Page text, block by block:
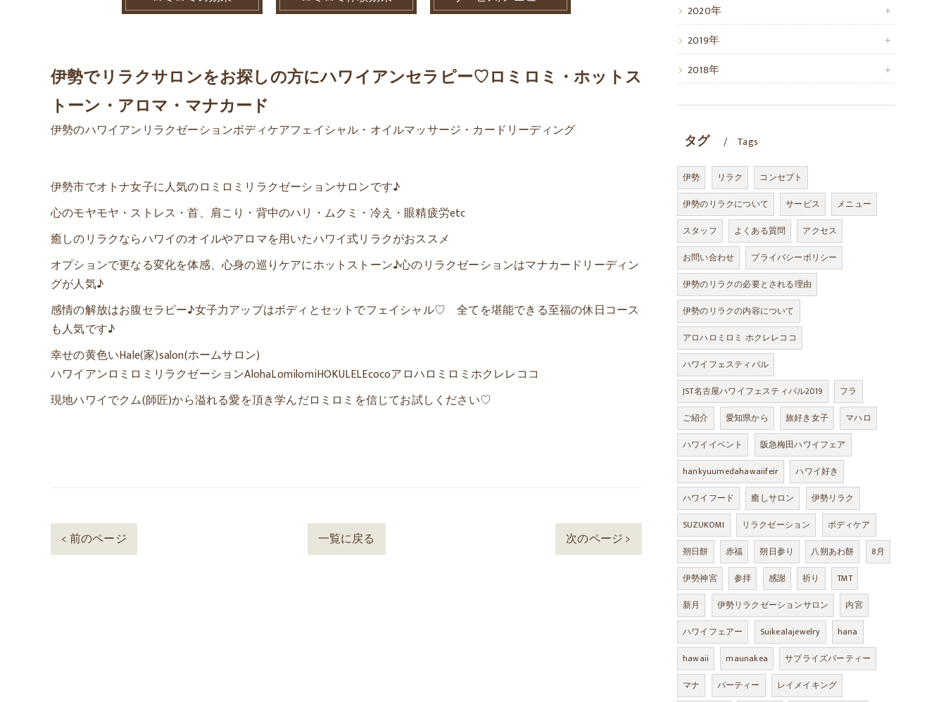
伊勢でリラクサロンをお探しの方にハワイアンセラピー♡ロミロミ・ホットス
トーン・アロマ・マナカード
伊勢のハワイアンリラクゼーションボディケアフェイシャル・オイルマッサージ・カードリーディング
伊勢市でオトナ女子に人気のロミロミリラクゼーションサロンです♪
心のモヤモヤ・ストレス・首、肩こり・背中のハリ・ムクミ・冷え・眼精疲労etc
癒しのリラクならハワイのオイルやアロマを用いたハワイ式リラクがおススメ
オプションで更なる変化を体感、心身の巡りケアにホットストーン♪心のリラクゼーションはマナカードリーディン
グが人気♪
感情の解放はお腹セラピー♪女子力アップはボディとセットでフェイシャル♡ 全てを堪能できる至福の休日コース
も人気です♪
幸せの黄色いHale(家)salon(ホームサロン)
ハワイアンロミロミリラクゼーションAlohaLomilomiHOKULELEcocoアロハロミロミホクレレココ
現地ハワイでクム(師匠)から溢れる愛を頂き学んだロミロミを信じてお試しください♡
< 前のページ 一覧に戻る 次のページ >
2020年
2019年
2018年
タグ Tags
伊勢 リラク
コンセプト
伊勢のリラクについて
サービス
メニュー
スタッフ
よくある質問
アクセス
お問い合わせ
プライバシーポリシー
伊勢のリラクの必要とされる理由
伊勢のリラクの内容について
アロハロミロミ ホクレレココ
ハワイフェスティバル
JST名古屋ハワイフェスティバル2019
フラ
ご紹介
愛知県から 旅好き女子
マハロ
ハワイイベント
阪急梅田ハワイフェア
hankyuumedahawaiifeir
ハワイ好き
ハワイフード
癒しサロン
伊勢リラク
SUZUKOMI
リラクゼーション
ボディケア
朔日餅
赤福 朔日参り 八朔あわ餅
8月
伊勢神宮
参拝 感謝 祈り
TMT
新月
伊勢リラクゼーションサロン
内宮
ハワイフェアー
Suikealajewelry
hana
hawaii
maunakea
サプライズパーティー
マナ
パーティー
レイメイキング